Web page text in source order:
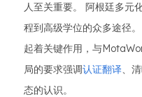
人至关重要。 阿根廷多元
程到高级学位的众多途径
起着关键作用，与
局的要求强调认证翻译、
态的认识。